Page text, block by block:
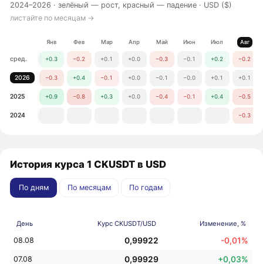
2024–2026 ·зелёный — рост, красный — падение · USD ($)
листайте по месяцам →
Янв Фев Мар Апр Май Июн Июл Авг
сред. +0.3 −0.2 +0.1 +0.0 −0.3 −0.1 +0.2 −0.2
2026 −0.3 +0.4 −0.1 +0.0 −0.1 −0.0 +0.1 +0.1
2025 +0.9 −0.8 +0.3 +0.0 −0.4 −0.1 +0.4 −0.5
2024 −0.3
История курса 1 CKUSDT в USD
По дням По месяцам По годам
День Курс CKUSDT/USD Изменение, %
08.08 0,99922 -0,01%
07.08 0,99929 +0,03%